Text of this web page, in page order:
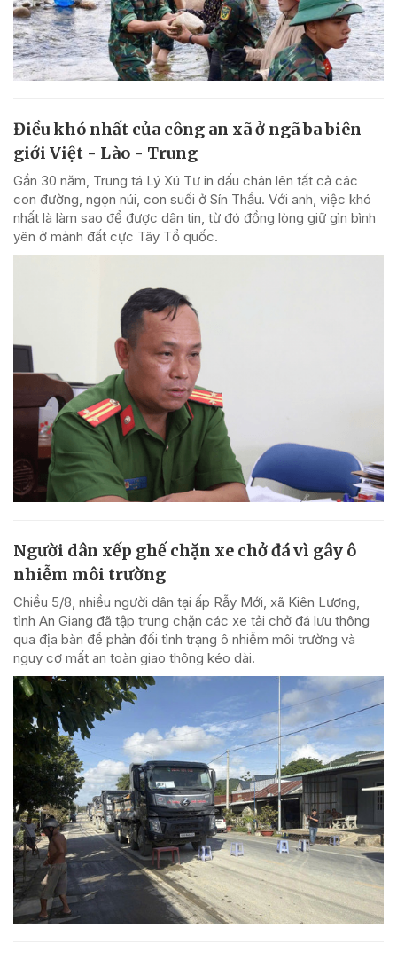
Điều khó nhất của công an xã ở ngã ba biên
giới Việt - Lào - Trung
Gần 30 năm, Trung tá Lý Xú Tư in dấu chân lên tất cả các
con đường, ngọn núi, con suối ở Sín Thầu. Với anh, việc khó
nhất là làm sao để được dân tin, từ đó đồng lòng giữ gìn bình
yên ở mảnh đất cực Tây Tổ quốc.
Người dân xếp ghế chặn xe chở đá vì gây ô
nhiễm môi trường
Chiều 5/8, nhiều người dân tại ấp Rẫy Mới, xã Kiên Lương,
tỉnh An Giang đã tập trung chặn các xe tải chở đá lưu thông
qua địa bàn để phản đối tình trạng ô nhiễm môi trường và
nguy cơ mất an toàn giao thông kéo dài.